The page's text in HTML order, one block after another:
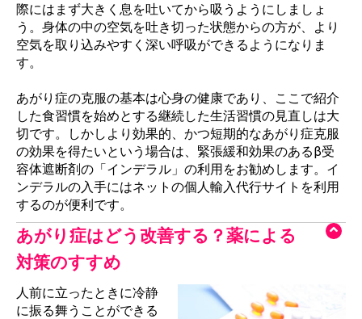
際にはまず大きく息を吐いてから吸うようにしましょ
う。身体の中の空気を吐き切った状態からの方が、より
空気を取り込みやすく深い呼吸ができるようになりま
す。
あがり症の克服の基本は心身の健康であり、ここで紹介
した食習慣を始めとする継続した生活習慣の見直しは大
切です。しかしより効果的、かつ短期的なあがり症克服
の効果を得たいという場合は、緊張緩和効果のあるβ受
容体遮断剤の「インデラル」の利用をお勧めします。イ
ンデラルの入手にはネットの個人輸入代行サイトを利用
するのが便利です。
あがり症はどう改善する？薬による
対策のすすめ
人前に立ったときに冷静
に振る舞うことができる